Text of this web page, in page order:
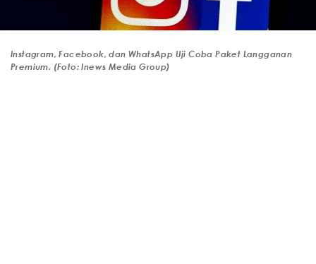
Instagram, Facebook, dan WhatsApp Uji Coba Paket Langganan
Premium. (Foto: Inews Media Group)